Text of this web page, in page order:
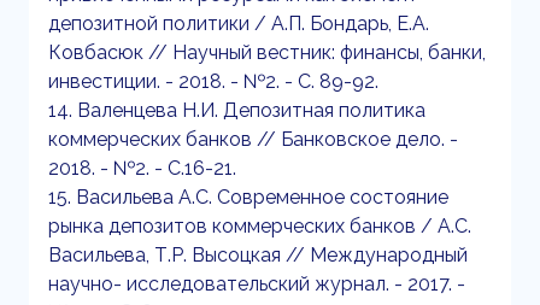
депозитной политики / А.П. Бондарь, Е.А.
Ковбасюк // Научный вестник: финансы, банки,
инвестиции. - 2018. - №2. - С. 89-92.
14. Валенцева Н.И. Депозитная политика
коммерческих банков // Банковское дело. -
2018. - №2. - С.16-21.
15. Васильева А.С. Современное состояние
рынка депозитов коммерческих банков / А.С.
Васильева, Т.Р. Высоцкая // Международный
научно- исследовательский журнал. - 2017. -